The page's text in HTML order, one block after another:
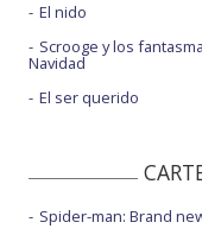
El nido
Scrooge y los
Navidad
El ser querido
Spider-man: Brand